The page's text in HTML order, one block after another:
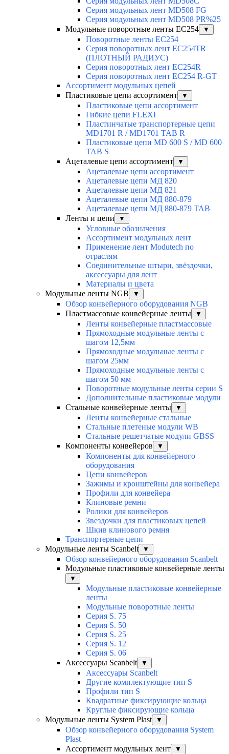
Серия модульных лент MD508 FG
Серия модульных лент MD508 PR%25
Модульные поворотные ленты EC254
▼
Поворотные ленты EC254
Серия поворотных лент EC254TR
(ПЛОТНЫЙ РАДИУС)
Серия поворотных лент EC254R
Серия поворотных лент EC254 R-GT
Ассортимент модульных цепей
Пластиковые цепи ассортимент
▼
Пластиковые цепи ассортимент
Гибкие цепи FLEXI
Пластинчатые транспортерные цепи
MD1701 R / MD1701 TAB R
Пластиковые цепи MD 600 S / MD 600
TAB S
Ацеталевые цепи ассортимент
▼
Ацеталевые цепи ассортимент
Ацеталевые цепи МД 820
Ацеталевые цепи МД 821
Ацеталевые цепи МД 880-879
Ацеталевые цепи МД 880-879 ТАВ
Ленты и цепи
▼
Условные обозначения
Ассортимент модульных лент
Применение лент Modutech по
отраслям
Соединительные штыри, звёздочки,
аксессуары для лент
Материалы и цвета
Модульные ленты NGB
▼
Обзор конвейерного оборудования NGB
Пластмассовые конвейерные ленты
▼
Ленты конвейерные пластмассовые
Прямоходные модульные ленты с
шагом 12,5мм
Прямоходные модульные ленты с
шагом 25мм
Прямоходные модульные ленты с
шагом 50 мм
Поворотные модульные ленты серии S
Дополнительные пластиковые модули
Стальные конвейерные ленты
▼
Ленты конвейерные стальные
Стальные плетеные модули WB
Стальные решетчатые модули GBSS
Компоненты конвейеров
▼
Компоненты для конвейерного
оборудования
Цепи конвейеров
Зажимы и кронштейны для конвейера
Профили для конвейера
Клиновые ремни
Ролики для конвейеров
Звездочки для пластиковых цепей
Шкив клинового ремня
Транспортерные цепи
Модульные ленты Scanbelt
▼
Обзор конвейерного оборудования Scanbelt
Модульные пластиковые конвейерные ленты
▼
Модульные пластиковые конвейерные
ленты
Модульные поворотные ленты
Серия S. 75
Серия S. 50
Серия S. 25
Серия S. 12
Серия S. 06
Аксессуары Scanbelt
▼
Аксессуары Scanbelt
Другие комплектующие тип S
Профили тип S
Квадратные фиксирующие кольца
Круглые фиксирующие кольца
Модульные ленты System Plast
▼
Обзор конвейерного оборудования System
Plast
Ассортимент модульных лент
▼